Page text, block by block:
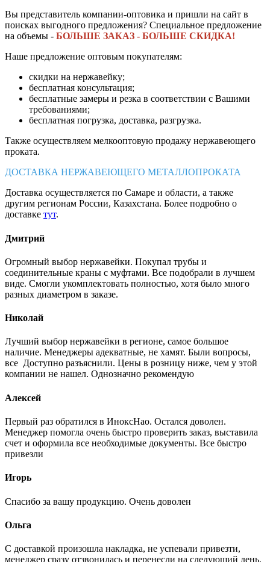
Вы представитель компании-оптовика и пришли на сайт в
поисках выгодного предложения? Специальное предложение
на объемы - БОЛЬШЕ ЗАКАЗ - БОЛЬШЕ СКИДКА!
Наше предложение оптовым покупателям:
скидки на нержавейку;
бесплатная консультация;
бесплатные замеры и резка в соответствии с Вашими
требованиями;
бесплатная погрузка, доставка, разгрузка.
Также осуществляем мелкооптовую продажу нержавеющего
проката.
ДОСТАВКА НЕРЖАВЕЮЩЕГО МЕТАЛЛОПРОКАТА
Доставка осуществляется по Самаре и области, а также
другим регионам России, Казахстана. Более подробно о
доставке тут.
Дмитрий
Огромный выбор нержавейки. Покупал трубы и
соединительные краны с муфтами. Все подобрали в лучшем
виде. Смогли укомплектовать полностью, хотя было много
разных диаметром в заказе.
Николай
Лучший выбор нержавейки в регионе, самое большое
наличие. Менеджеры адекватные, не хамят. Были вопросы,
все Доступно разъяснили. Цены в розницу ниже, чем у этой
компании не нашел. Однозначно рекомендую
Алексей
Первый раз обратился в ИноксНао. Остался доволен.
Менеджер помогла очень быстро проверить заказ, выставила
счет и оформила все необходимые документы. Все быстро
привезли
Игорь
Спасибо за вашу продукцию. Очень доволен
Ольга
С доставкой произошла накладка, не успевали привезти,
менеджер сразу отзвонилась и перенесли на следующий день,